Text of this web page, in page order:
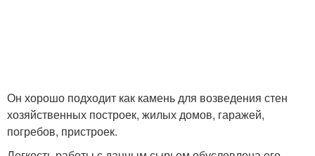
Он хорошо подходит как камень для возведения стен
хозяйственных построек, жилых домов, гаражей,
погребов, пристроек.